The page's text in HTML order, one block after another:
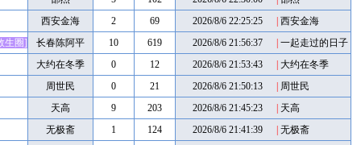
西安金海
2 69 2026/8/6 22:25:25
西安金海
长春陈阿平
10 619 2026/8/6 21:56:37 一起走过的日子
生圈]
大约在冬季
0 12 2026/8/6 21:53:43
大约在冬季
周世民
0 21 2026/8/6 21:50:13
周世民
天高
9 203 2026/8/6 21:45:23
天高
无极斋
1 124 2026/8/6 21:41:39
无极斋